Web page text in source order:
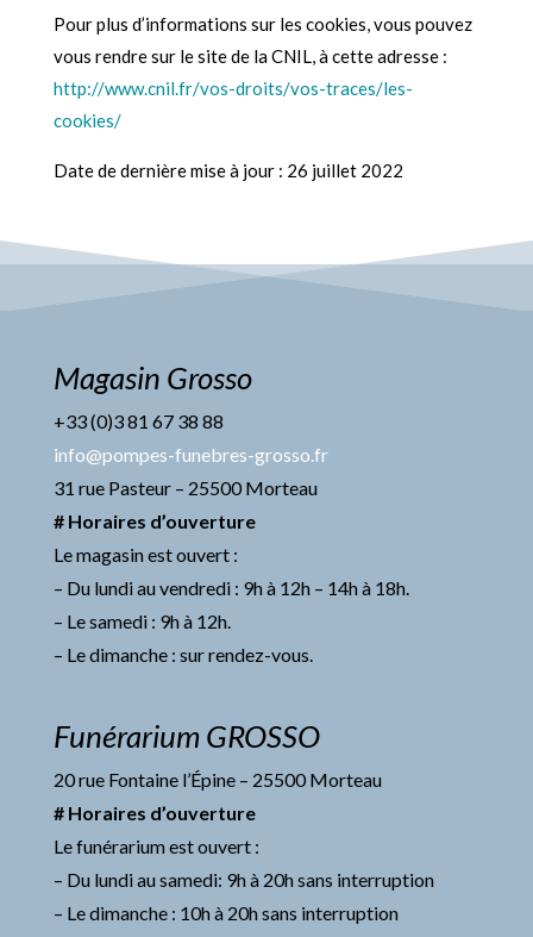
Pour plus d’informations sur les cookies, vous pouvez
vous rendre sur le site de la CNIL, à cette adresse :
http://www.cnil.fr/vos-droits/vos-traces/les-
cookies/
Date de dernière mise à jour : 26 juillet 2022
Magasin Grosso
+33 (0)3 81 67 38 88
info@pompes-funebres-grosso.fr
31 rue Pasteur – 25500 Morteau
# Horaires d’ouverture
Le magasin est ouvert :
– Du lundi au vendredi : 9h à 12h – 14h à 18h.
– Le samedi : 9h à 12h.
– Le dimanche : sur rendez-vous.
Funérarium GROSSO
20 rue Fontaine l’Épine – 25500 Morteau
# Horaires d’ouverture
Le funérarium est ouvert :
– Du lundi au samedi: 9h à 20h sans interruption
– Le dimanche : 10h à 20h sans interruption